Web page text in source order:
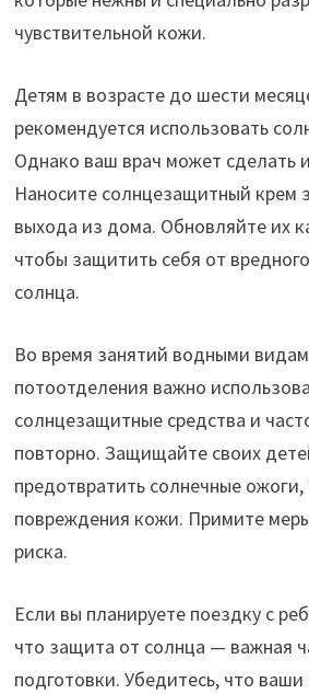
чувствительной кожи.
Детям в возрасте до шести
рекомендуется использовать
Однако ваш врач может сделать
Наносите солнцезащитный крем
выхода из дома. Обновляйте их
чтобы защитить себя от
солнца.
Во время занятий водными
потоотделения важно
солнцезащитные средства и
повторно. Защищайте своих
предотвратить солнечные
повреждения кожи. Примите
риска.
Если вы планируете поездку с
что защита от солнца — важная
подготовки. Убедитесь, что